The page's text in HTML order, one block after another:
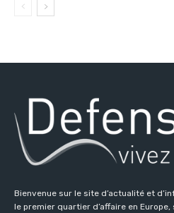
Bienvenue sur le site d’actualité et
le premier quartier d’affaire en